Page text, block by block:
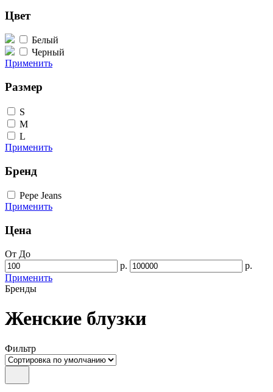
Цвет
Белый
Черный
Применить
Размер
S
M
L
Применить
Бренд
Pepe Jeans
Применить
Цена
От До
р.
р.
Применить
Бренды
Женские блузки
Фильтр